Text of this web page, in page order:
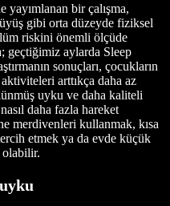
bir çalışma,
gibi orta düzeyde fiziksel
riskini önemli ölçüde
geçtiğimiz aylarda Sleep
sonuçları, çocukların
arttıkça daha az
uyku ve daha kaliteli
daha fazla hareket
merdivenleri kullanmak, kısa
etmek ya da evde küçük
olabilir.